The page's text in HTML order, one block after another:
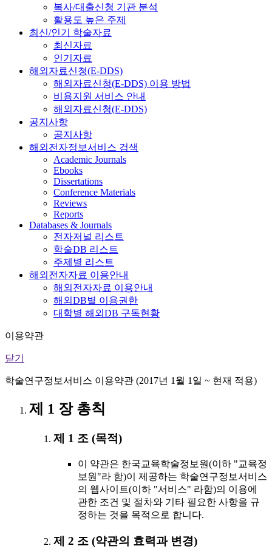
복사/대출신청 기관 분석
활용도 높은 주제
최신/인기 학술자료
최신자료
인기자료
해외자료신청(E-DDS)
해외자료신청(E-DDS) 이용 방법
비용지원 서비스 안내
해외자료신청(E-DDS)
공지사항
공지사항
해외전자정보서비스 검색
Academic Journals
Ebooks
Dissertations
Conference Materials
Reviews
Reports
Databases & Journals
전자저널 리스트
학술DB 리스트
주제별 리스트
해외전자자료 이용안내
해외전자자료 이용안내
해외DB별 이용권한
대학별 해외DB 구독현황
이용약관
닫기
학술연구정보서비스 이용약관 (2017년 1월 1일 ~ 현재 적용)
제 1 장 총칙
제 1 조 (목적)
이 약관은 한국교육학술정보원(이하 "교육정
보원"라 함)이 제공하는 학술연구정보서비스
의 웹사이트(이하 "서비스" 라함)의 이용에
관한 조건 및 절차와 기타 필요한 사항을 규
정하는 것을 목적으로 합니다.
제 2 조 (약관의 효력과 변경)